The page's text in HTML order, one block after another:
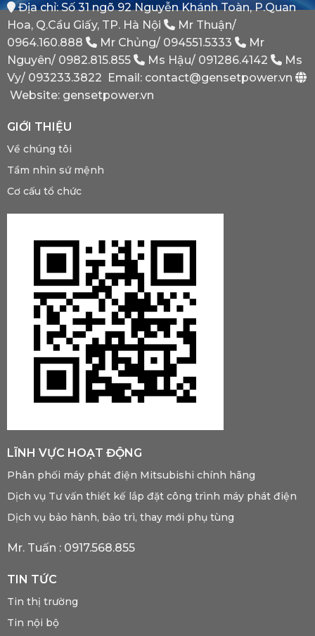
Phát
Dự
Phòng
Bắt
Phải
Có?
Địa chỉ: Số 31 ngõ 92 Nguyễn Khánh Toàn, P.Quan
Hoa, Q.Cầu Giấy, TP. Hà Nội
Mr Thuận/
0964.160.888
Mr Chủng/ 094551.5333
Mr
Nguyên/ 0982.815.855 Ms Hậu/ 091286.4142
Ms
Vy/ 093233.3822
Email: contact@gensetpower.vn
Website: gensetpower.vn
GIỚI THIỆU
Về chúng tôi
Tầm nhìn sứ mệnh
Cơ cấu tổ chức
LĨNH VỰC HOẠT ĐỘNG
Phân phối máy phát điện Mitsubishi chính hãng
Dịch vụ Tư vấn thiết kế lắp đặt công trình máy phát điện
Dịch vụ bảo hành, bảo trì, thay mới phụ tùng
Mr. Tuấn : 0917.568.855
TIN TỨC
Tin thị trường
Tin nội bộ